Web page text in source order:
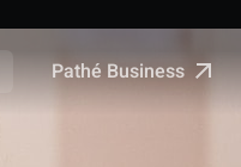
Pathé Business